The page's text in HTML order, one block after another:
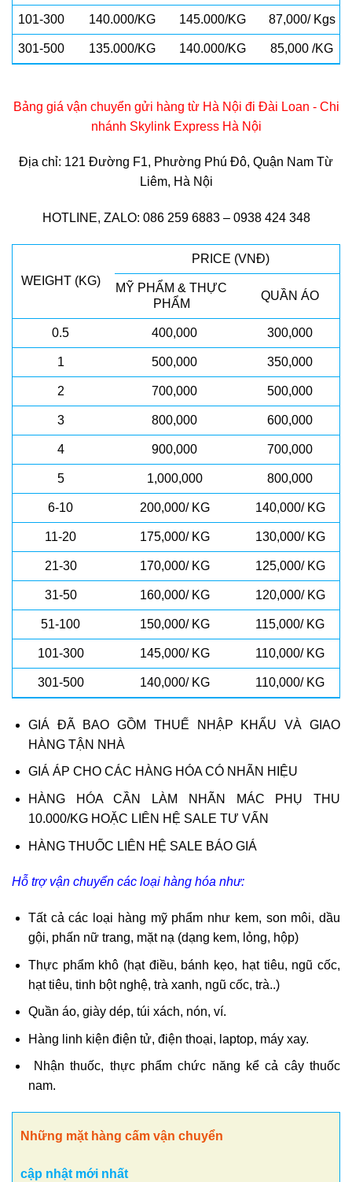
101-300 140.000/KG 145.000/KG 87,000/ Kgs
301-500 135.000/KG 140.000/KG 85,000 /KG
Bảng giá vận chuyển gửi hàng từ Hà Nội đi Đài Loan - Chi
nhánh Skylink Express Hà Nội
Địa chỉ: 121 Đường F1, Phường Phú Đô, Quận Nam Từ
Liêm, Hà Nội
HOTLINE, ZALO: 086 259 6883 – 0938 424 348
WEIGHT (KG)
PRICE (VNĐ)
MỸ PHẨM & THỰC
PHẨM
QUẦN ÁO
0.5 400,000 300,000
1 500,000 350,000
2 700,000 500,000
3 800,000 600,000
4 900,000 700,000
5 1,000,000 800,000
6-10 200,000/ KG 140,000/ KG
11-20 175,000/ KG 130,000/ KG
21-30 170,000/ KG 125,000/ KG
31-50 160,000/ KG 120,000/ KG
51-100 150,000/ KG 115,000/ KG
101-300 145,000/ KG 110,000/ KG
301-500 140,000/ KG 110,000/ KG
GIÁ ĐÃ BAO GỒM THUẾ NHẬP KHẨU VÀ GIAO
HÀNG TẬN NHÀ
GIÁ ÁP CHO CÁC HÀNG HÓA CÓ NHÃN HIỆU
HÀNG HÓA CẦN LÀM NHÃN MÁC PHỤ THU
10.000/KG HOẶC LIÊN HỆ SALE TƯ VẤN
HÀNG THUỐC LIÊN HỆ SALE BÁO GIÁ
Hỗ trợ vận chuyển các loại hàng hóa như:
Tất cả các loại hàng mỹ phẩm như kem, son môi, dầu
gội, phấn nữ trang, mặt nạ (dạng kem, lỏng, hộp)
Thực phẩm khô (hạt điều, bánh kẹo, hạt tiêu, ngũ cốc,
hạt tiêu, tinh bột nghệ, trà xanh, ngũ cốc, trà..)
Quần áo, giày dép, túi xách, nón, ví.
Hàng linh kiện điện tử, điện thoại, laptop, máy xay.
Nhận thuốc, thực phẩm chức năng kể cả cây thuốc
nam.
Những mặt hàng cấm vận chuyển
cập nhật mới nhất